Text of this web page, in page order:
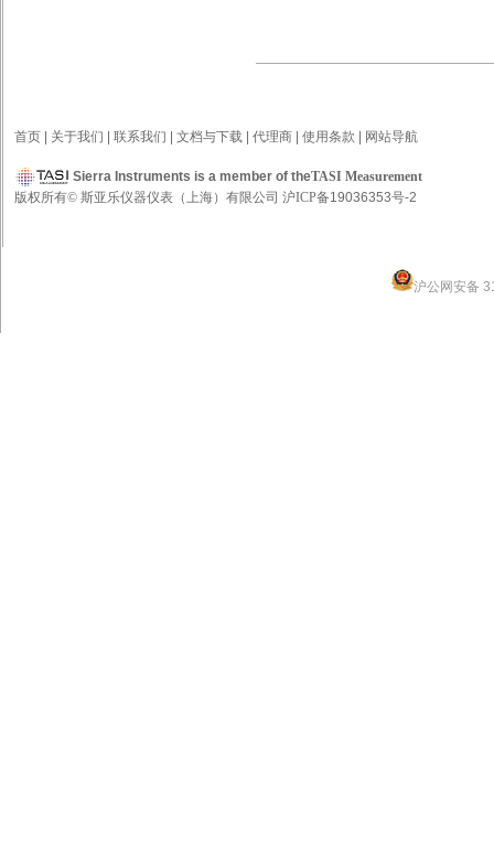
首页 关于我们 联系我们 文档与下载 代理商 使用条款 网站导航
Sierra Instruments is a member of theTASI Measurement
版权所有© 斯亚乐仪器仪表（上海）有限公司 沪ICP备19036353号-2
沪公网安备